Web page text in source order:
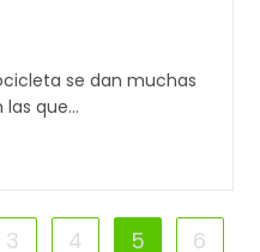
se dan muchas
las que…
3 4 5
6